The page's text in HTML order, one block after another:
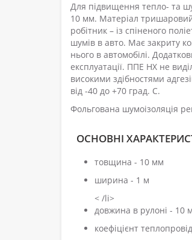
Для підвищення тепло- та
10 мм. Матеріал
робітник – із спіненого
шумів в авто. Має закриту
нього в автомобілі.
експлуатації. ППЕ НХ не
високими здібностями
від -40 до +70 град. С.
Фольгована шумоізоляція
ОСНОВНІ
товщина - 10 мм
ширина - 1 м
< /li>
довжина в рулоні - 10 м
коефіцієнт